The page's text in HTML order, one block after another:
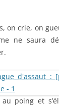
cris
; ce
qui,
demi-tour.
terrain qui se
des
collés sur